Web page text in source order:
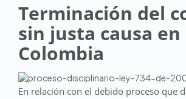
Terminación del
sin justa causa en
Colombia
En relación con el debido proceso que